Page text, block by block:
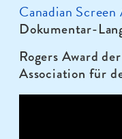
Canadian Screen
Dokumentar-
Rogers Award der
Association für